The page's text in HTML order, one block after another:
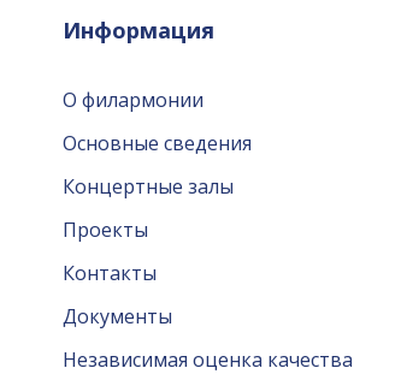
Информация
О филармонии
Основные сведения
Концертные залы
Проекты
Контакты
Документы
Независимая оценка качества